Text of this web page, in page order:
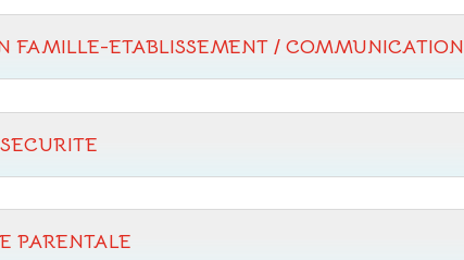
FAMILLE-ETABLISSEMENT / COMMUNICATION
PARENTALE